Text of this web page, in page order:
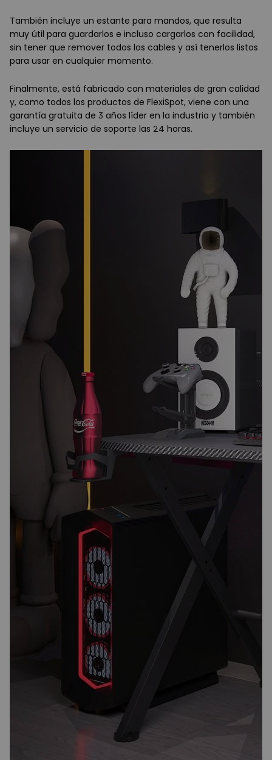
También incluye un estante para mandos, que resulta
muy útil para guardarlos e incluso cargarlos con facilidad,
sin tener que remover todos los cables y así tenerlos listos
para usar en cualquier momento.
Finalmente, está fabricado con materiales de gran calidad
y, como todos los productos de FlexiSpot, viene con una
garantía gratuita de 3 años líder en la industria y también
incluye un servicio de soporte las 24 horas.